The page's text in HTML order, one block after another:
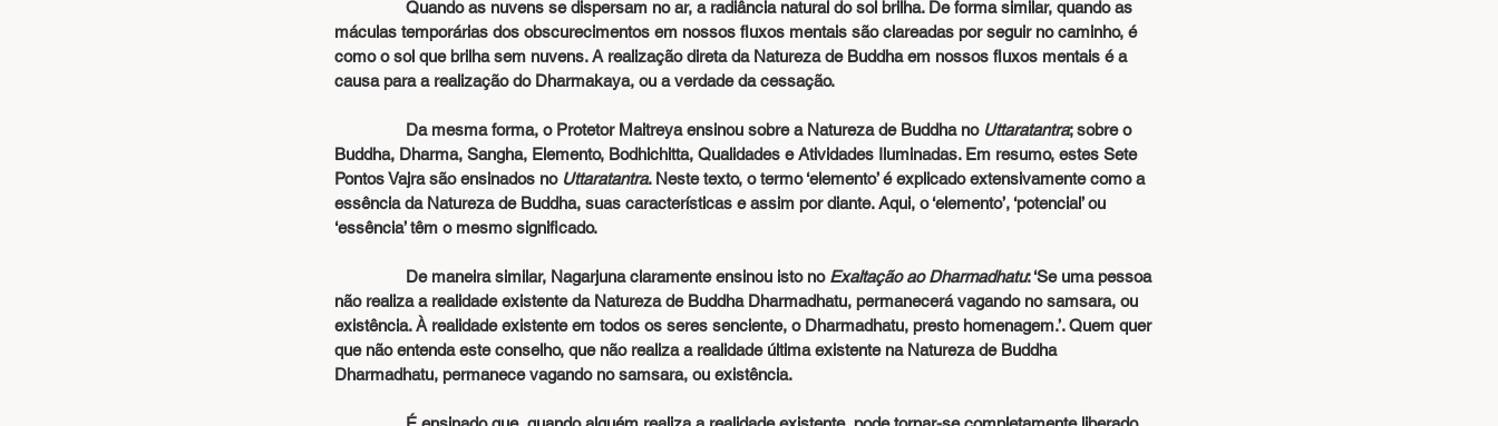
máculas temporárias dos obscurecimentos em nossos fluxos mentais são clareadas por seguir no caminho, é
como o sol que brilha sem nuvens. A realização direta da Natureza de Buddha em nossos fluxos mentais é a
causa para a realização do Dharmakaya, ou a verdade da cessação.
                Da mesma forma, o Protetor Maitreya ensinou sobre a Natureza de Buddha no
Uttaratantra; sobre o
Buddha, Dharma, Sangha, Elemento, Bodhichitta, Qualidades e Atividades Iluminadas. Em resumo, estes Sete
Pontos Vajra são ensinados no Uttaratantra. Neste texto, o termo ‘elemento’ é explicado extensivamente como a
essência da Natureza de Buddha, suas características e assim por diante. Aqui, o ‘elemento’, ‘potencial’ ou
‘essência’ têm o mesmo significado.
                De maneira similar, Nagarjuna claramente ensinou isto no
Exaltação ao Dharmadhatu: ‘Se uma pessoa
não realiza a realidade existente da Natureza de Buddha Dharmadhatu, permanecerá vagando no samsara, ou
existência. À realidade existente em todos os seres senciente, o Dharmadhatu, presto homenagem.’. Quem quer
que não entenda este conselho, que não realiza a realidade última existente na Natureza de Buddha
Dharmadhatu, permanece vagando no samsara, ou existência.